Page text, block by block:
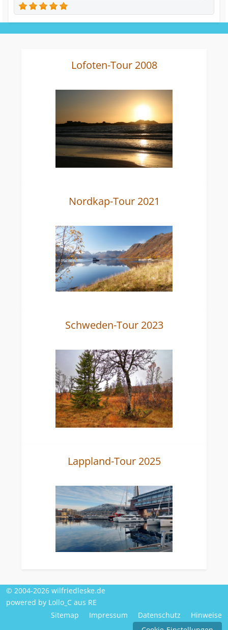
Lofoten-Tour 2008
Nordkap-Tour 2021
Schweden-Tour 2023
Lappland-Tour 2025
© 2004-2026 wilfriedleske.de
powered by Lollo_C aus RE
Sitemap
Impressum Datenschutz
Hinweise